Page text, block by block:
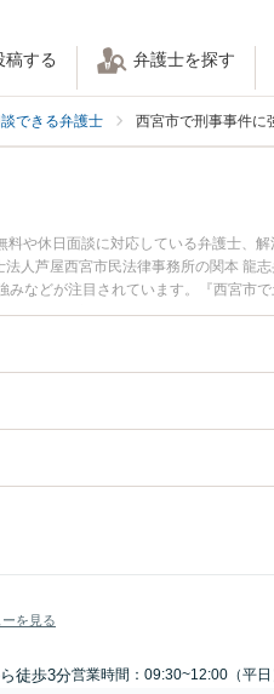
稿する 弁護士を探す
できる弁護士 西宮市で刑事事件に
や休日面談に対応している弁護士、
人芦屋西宮市民法律事務所の関本 龍
などが注目されています。『西宮市
たい』『初回相談無料で刑事事件を
を見る
徒歩3分営業時間：09:30~12:00（平日